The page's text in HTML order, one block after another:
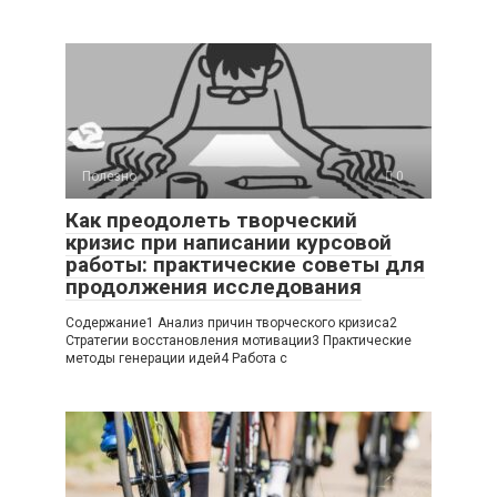
Полезно 0
Как преодолеть творческий
кризис при написании курсовой
работы: практические советы для
продолжения исследования
Содержание1 Анализ причин творческого кризиса2
Стратегии восстановления мотивации3 Практические
методы генерации идей4 Работа с